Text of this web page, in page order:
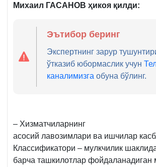
Михаил ГАСАНОВ ҳикоя қилди:
Эътибор беринг
Экспертнинг зарур
ўтказиб юбормаслик учун
каналимизга обуна бўлинг.
– Хизматчиларнинг
асосий лавозимлари ва ишчилар
Классификатори – мулкчилик
барча ташкилотлар фойдаланадиган